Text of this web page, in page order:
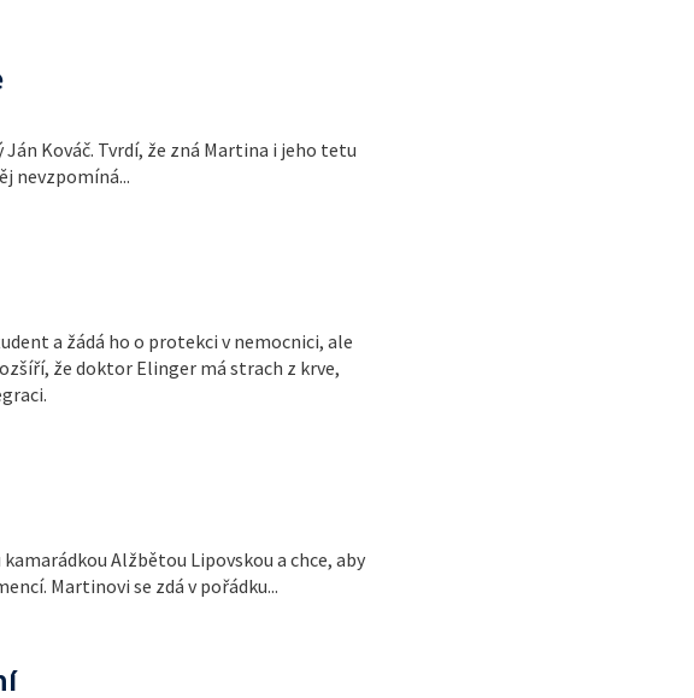
Kováč. Tvrdí, že zná Martina i jeho tetu
nevzpomíná...
a žádá ho o protekci v nemocnici, ale
že doktor Elinger má strach z krve,
Alžbětou Lipovskou a chce, aby
Martinovi se zdá v pořádku...